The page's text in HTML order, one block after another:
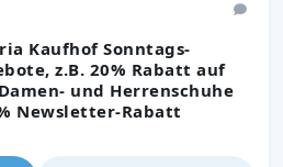
Kaufhof Sonntags-
z.B. 20% Rabatt auf
und Herrenschuhe
Newsletter-Rabatt